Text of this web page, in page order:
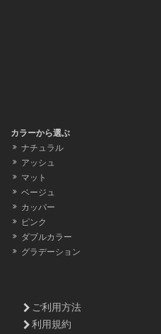
カラーから選ぶ
ナチュラル
アッシュ
マット
ベージュ
カッパー
ピンク
ダブルカラー
グラデーション
ご利用方法
利用規約